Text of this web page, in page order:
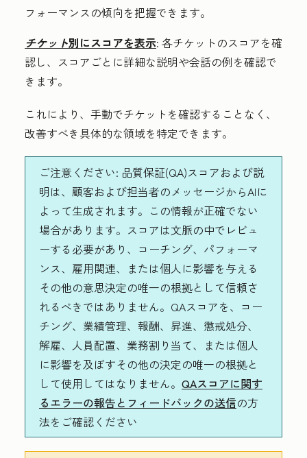
フォーマンスの傾向を把握できます。
チケット別にスコアを表示: 各チケットのスコアを確
認し、スコアごとに詳細な説明や会話の例を確認で
きます。
これにより、手動でチケットを確認することなく、
改善すべき具体的な領域を特定できます。
ご注意ください: 品質保証(QA)スコアおよび説
明は、顧客および担当者のメッセージからAIに
よって生成されます。この情報が正確でない
場合があります。スコアは文脈の中でレビュ
ーする必要があり、コーチング、パフォーマ
ンス、雇用関連、または個人に影響を与える
その他の意思決定の唯一の根拠として信頼さ
れるべきではありません。QAスコアを、コー
チング、業績管理、報酬、昇進、懲戒処分、
解雇、人員配置、業務割り当て、または個人
に影響を及ぼすその他の決定の唯一の根拠と
して使用してはなりません。 QAスコアに関す
るエラーの報告とフィードバックの送信の方
法をご確認ください